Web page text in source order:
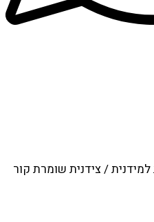
/ צידנית שומרת קור